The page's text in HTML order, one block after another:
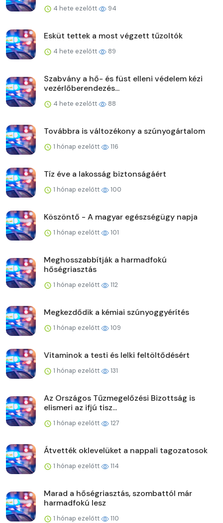
4 hete ezelőtt 94
Esküt tettek a most végzett tűzoltók
4 hete ezelőtt 89
Szabvány a hő- és füst elleni védelem kézi
vezérlőberendezés...
4 hete ezelőtt 88
Továbbra is változékony a szúnyogártalom
1 hónap ezelőtt 116
Tíz éve a lakosság biztonságáért
1 hónap ezelőtt 100
Köszöntő - A magyar egészségügy napja
1 hónap ezelőtt 101
Meghosszabbítják a harmadfokú
hőségriasztás
1 hónap ezelőtt 112
Megkezdődik a kémiai szúnyoggyérítés
1 hónap ezelőtt 109
Vitaminok a testi és lelki feltöltődésért
1 hónap ezelőtt 131
Az Országos Tűzmegelőzési Bizottság is
elismeri az ifjú tisz...
1 hónap ezelőtt 127
Átvették oklevelüket a nappali tagozatosok
1 hónap ezelőtt 114
Marad a hőségriasztás, szombattól már
harmadfokú lesz
1 hónap ezelőtt 110